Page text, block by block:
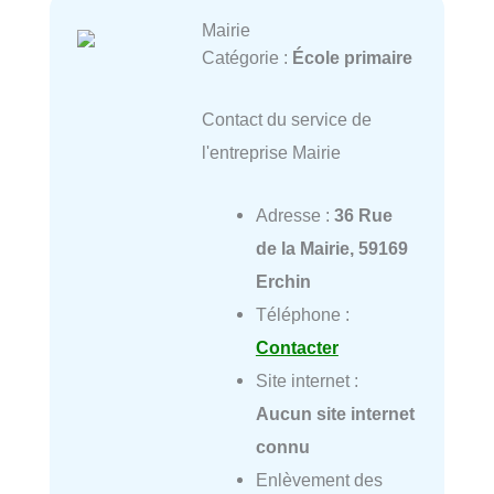
Mairie
Catégorie : École primaire
Contact du service de
l'entreprise Mairie
Adresse : 36 Rue
de la Mairie, 59169
Erchin
Téléphone :
Contacter
Site internet :
Aucun site internet
connu
Enlèvement des